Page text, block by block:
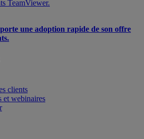
TeamViewer.
une adoption rapide de son offre
clients
et webinaires